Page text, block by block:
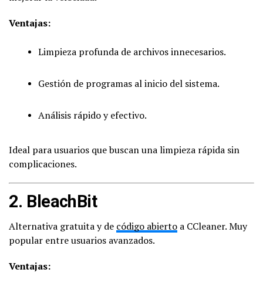
Ventajas:
Limpieza profunda de archivos innecesarios.
Gestión de programas al inicio del sistema.
Análisis rápido y efectivo.
Ideal para usuarios que buscan una limpieza rápida sin
complicaciones.
2. BleachBit
Alternativa gratuita y de código abierto a CCleaner. Muy
popular entre usuarios avanzados.
Ventajas: